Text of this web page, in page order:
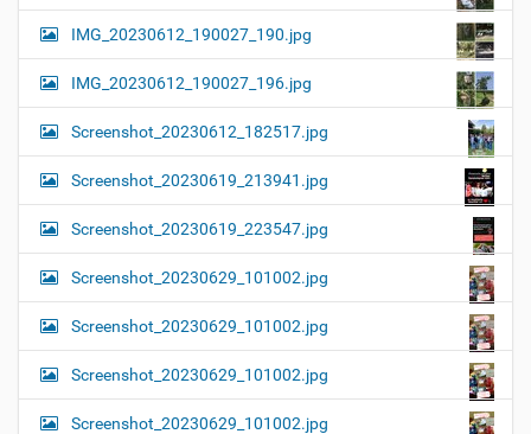
IMG_20230612_190027_190.jpg
IMG_20230612_190027_196.jpg
Screenshot_20230612_182517.jpg
Screenshot_20230619_213941.jpg
Screenshot_20230619_223547.jpg
Screenshot_20230629_101002.jpg
Screenshot_20230629_101002.jpg
Screenshot_20230629_101002.jpg
Screenshot_20230629_101002.jpg